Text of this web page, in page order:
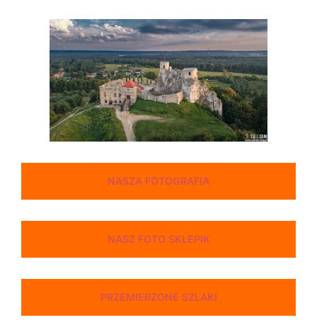
NASZA FOTOGRAFIA
NASZ FOTO SKLEPIK
PRZEMIERZONE SZLAKI